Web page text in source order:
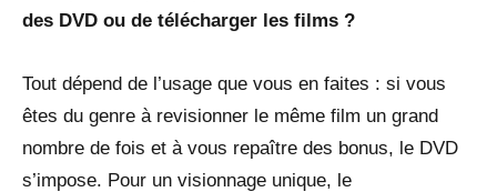
des DVD ou de télécharger les films ?
Tout dépend de l’usage que vous en faites : si vous
êtes du genre à revisionner le même film un grand
nombre de fois et à vous repaître des bonus, le DVD
s’impose. Pour un visionnage unique, le